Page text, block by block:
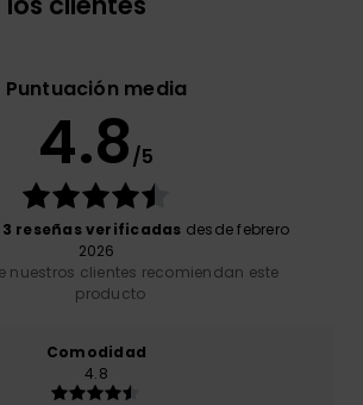
Puntuación media
4.8/5
reseñas verificadas desde febrero
2026
nuestros clientes recomiendan este
producto
Comodidad
4.8